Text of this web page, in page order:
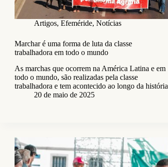
Artigos, Efeméride, Notícias
Marchar é uma forma de luta da classe
trabalhadora em todo o mundo
As marchas que ocorrem na América Latina e em
todo o mundo, são realizadas pela classe
trabalhadora e tem acontecido ao longo da história
20 de maio de 2025